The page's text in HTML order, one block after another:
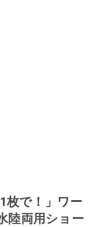
枚で！」ワー
陸両用ショー